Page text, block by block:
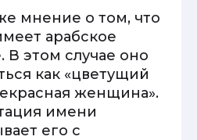
мнение о том, что
арабское
этом случае оно
как «цветущий
женщина».
имени
его с